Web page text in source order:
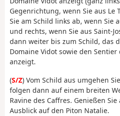
Gegenrichtung, wenn Sie aus Le
Sie am Schild links ab, wenn Sie
und rechts, wenn Sie aus Saint-
dann weiter bis zum Schild, das
Domaine Vidot sowie den Sentier
anzeigt.
(S/Z) Vom Schild aus umgehen
folgen dann auf einem breiten
Ravine des Caffres. Genießen
Ausblick auf den Piton Natalie.